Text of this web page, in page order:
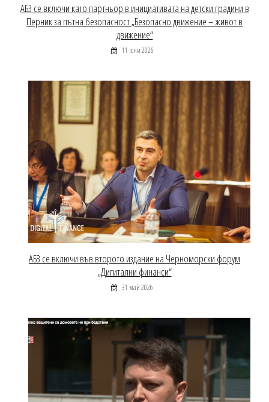
АБЗ се включи като партньор в инициативата на детски градини в
Перник за пътна безопасност „Безопасно движение – живот в
движение“
11 юни 2026
АБЗ се включи във второто издание на Черноморски форум
„Дигитални финанси“
31 май 2026